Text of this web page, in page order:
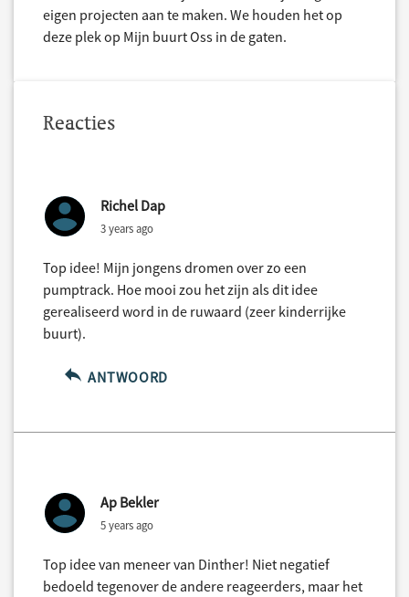
eigen projecten aan te maken. We houden het op
deze plek op Mijn buurt Oss in de gaten.
Reacties
Richel Dap
3 years ago
Top idee! Mijn jongens dromen over zo een
pumptrack. Hoe mooi zou het zijn als dit idee
gerealiseerd word in de ruwaard (zeer kinderrijke
buurt).
ANTWOORD
Ap Bekler
5 years ago
Top idee van meneer van Dinther! Niet negatief
bedoeld tegenover de andere reageerders, maar het